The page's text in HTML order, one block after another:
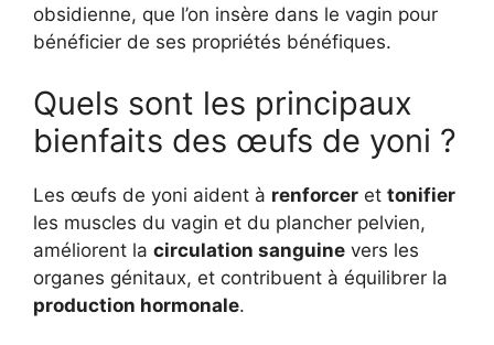
obsidienne, que l’on insère dans le vagin pour
bénéficier de ses propriétés bénéfiques.
Quels sont les principaux
bienfaits des œufs de yoni ?
Les œufs de yoni aident à renforcer et tonifier
les muscles du vagin et du plancher pelvien,
améliorent la circulation sanguine vers les
organes génitaux, et contribuent à équilibrer la
production hormonale.